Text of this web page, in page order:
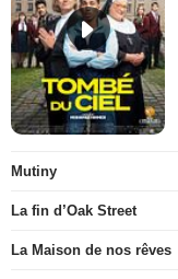
Mutiny
La fin d’Oak Street
La Maison de nos rêves